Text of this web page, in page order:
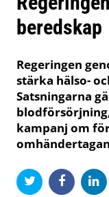
beredskap
Regeringen
stärka hälso-
Satsningarna
kampanj om